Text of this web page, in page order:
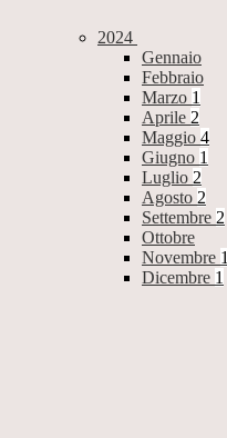
2024
Gennaio
Febbraio
Marzo 1
Aprile 2
Maggio 4
Giugno 1
Luglio 2
Agosto 2
Settembre 2
Ottobre
Novembre 1
Dicembre 1